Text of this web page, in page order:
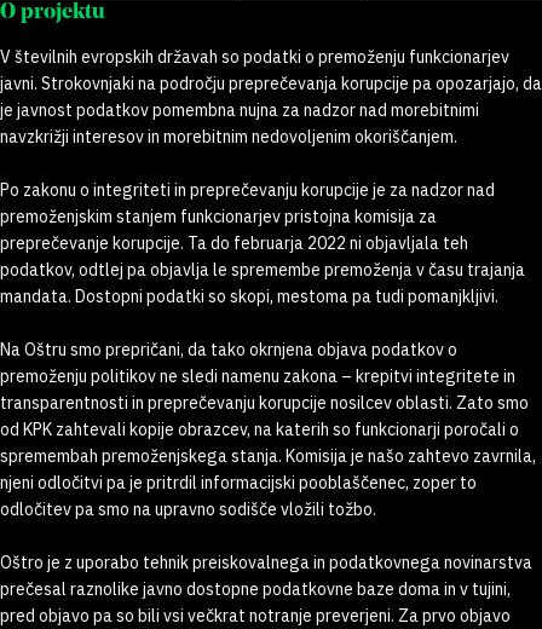
O projektu
V številnih evropskih državah so podatki o premoženju funkcionarjev
javni. Strokovnjaki na področju preprečevanja korupcije pa opozarjajo, da
je javnost podatkov pomembna nujna za nadzor nad morebitnimi
navzkrižji interesov in morebitnim nedovoljenim okoriščanjem.
Po zakonu o integriteti in preprečevanju korupcije je za nadzor nad
premoženjskim stanjem funkcionarjev pristojna komisija za
preprečevanje korupcije. Ta do februarja 2022 ni objavljala teh
podatkov, odtlej pa objavlja le spremembe premoženja v času trajanja
mandata. Dostopni podatki so skopi, mestoma pa tudi pomanjkljivi.
Na Oštru smo prepričani, da tako okrnjena objava podatkov o
premoženju politikov ne sledi namenu zakona – krepitvi integritete in
transparentnosti in preprečevanju korupcije nosilcev oblasti. Zato smo
od KPK zahtevali kopije obrazcev, na katerih so funkcionarji poročali o
spremembah premoženjskega stanja. Komisija je našo zahtevo zavrnila,
njeni odločitvi pa je pritrdil informacijski pooblaščenec, zoper to
odločitev pa smo na upravno sodišče vložili tožbo.
Oštro je z uporabo tehnik preiskovalnega in podatkovnega novinarstva
prečesal raznolike javno dostopne podatkovne baze doma in v tujini,
pred objavo pa so bili vsi večkrat notranje preverjeni. Za prvo objavo